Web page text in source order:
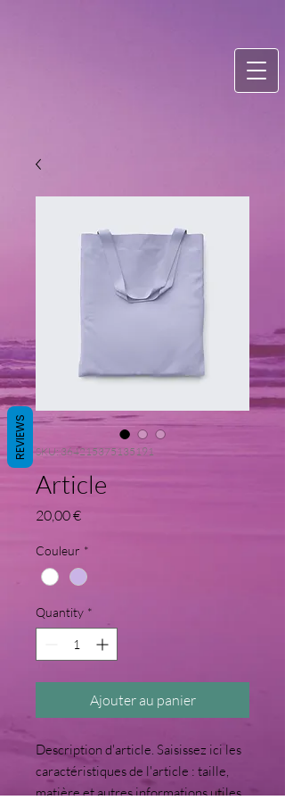
SKU: 364215375135191
Article
20,00 €Price
Couleur *
Quantity *
Ajouter au panier
Description d'article. Saisissez ici les
caractéristiques de l'article : taille,
matière et autres informations utiles.
REVIEWS